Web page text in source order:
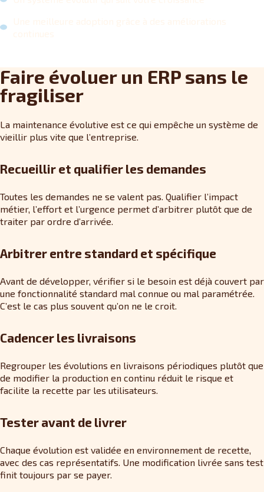
Faire évoluer un ERP sans le
fragiliser
La maintenance évolutive est ce qui empêche un système de
vieillir plus vite que l’entreprise.
Recueillir et qualifier les demandes
Toutes les demandes ne se valent pas. Qualifier l’impact
métier, l’effort et l’urgence permet d’arbitrer plutôt que de
traiter par ordre d’arrivée.
Arbitrer entre standard et spécifique
Avant de développer, vérifier si le besoin est déjà couvert par
une fonctionnalité standard mal connue ou mal paramétrée.
C’est le cas plus souvent qu’on ne le croit.
Cadencer les livraisons
Regrouper les évolutions en livraisons périodiques plutôt que
de modifier la production en continu réduit le risque et
facilite la recette par les utilisateurs.
Tester avant de livrer
Chaque évolution est validée en environnement de recette,
avec des cas représentatifs. Une modification livrée sans test
finit toujours par se payer.